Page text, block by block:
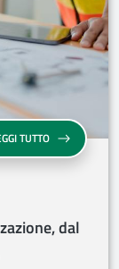
TUTTOFONDO DI
dal